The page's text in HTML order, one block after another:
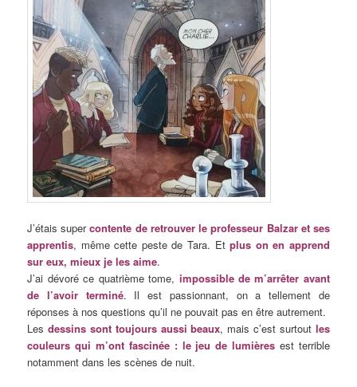
J’étais supercontente de retrouver le professeur Balzar et ses
apprentis, même cette peste de Tara. Etplus on en apprend
sur eux, mieux je les aime.
J’ai dévoré ce quatrième tome, impossible de m’arrêter avant
de l’avoir terminé. Il est passionnant, on a tellement de
réponses à nos questions qu’il ne pouvait pas en être autrement.
Les dessins sont toujours aussi beaux, mais c’est surtout les
couleurs qui m’ont fascinée : le jeu de lumières est terrible
notamment dans les scènes de nuit.